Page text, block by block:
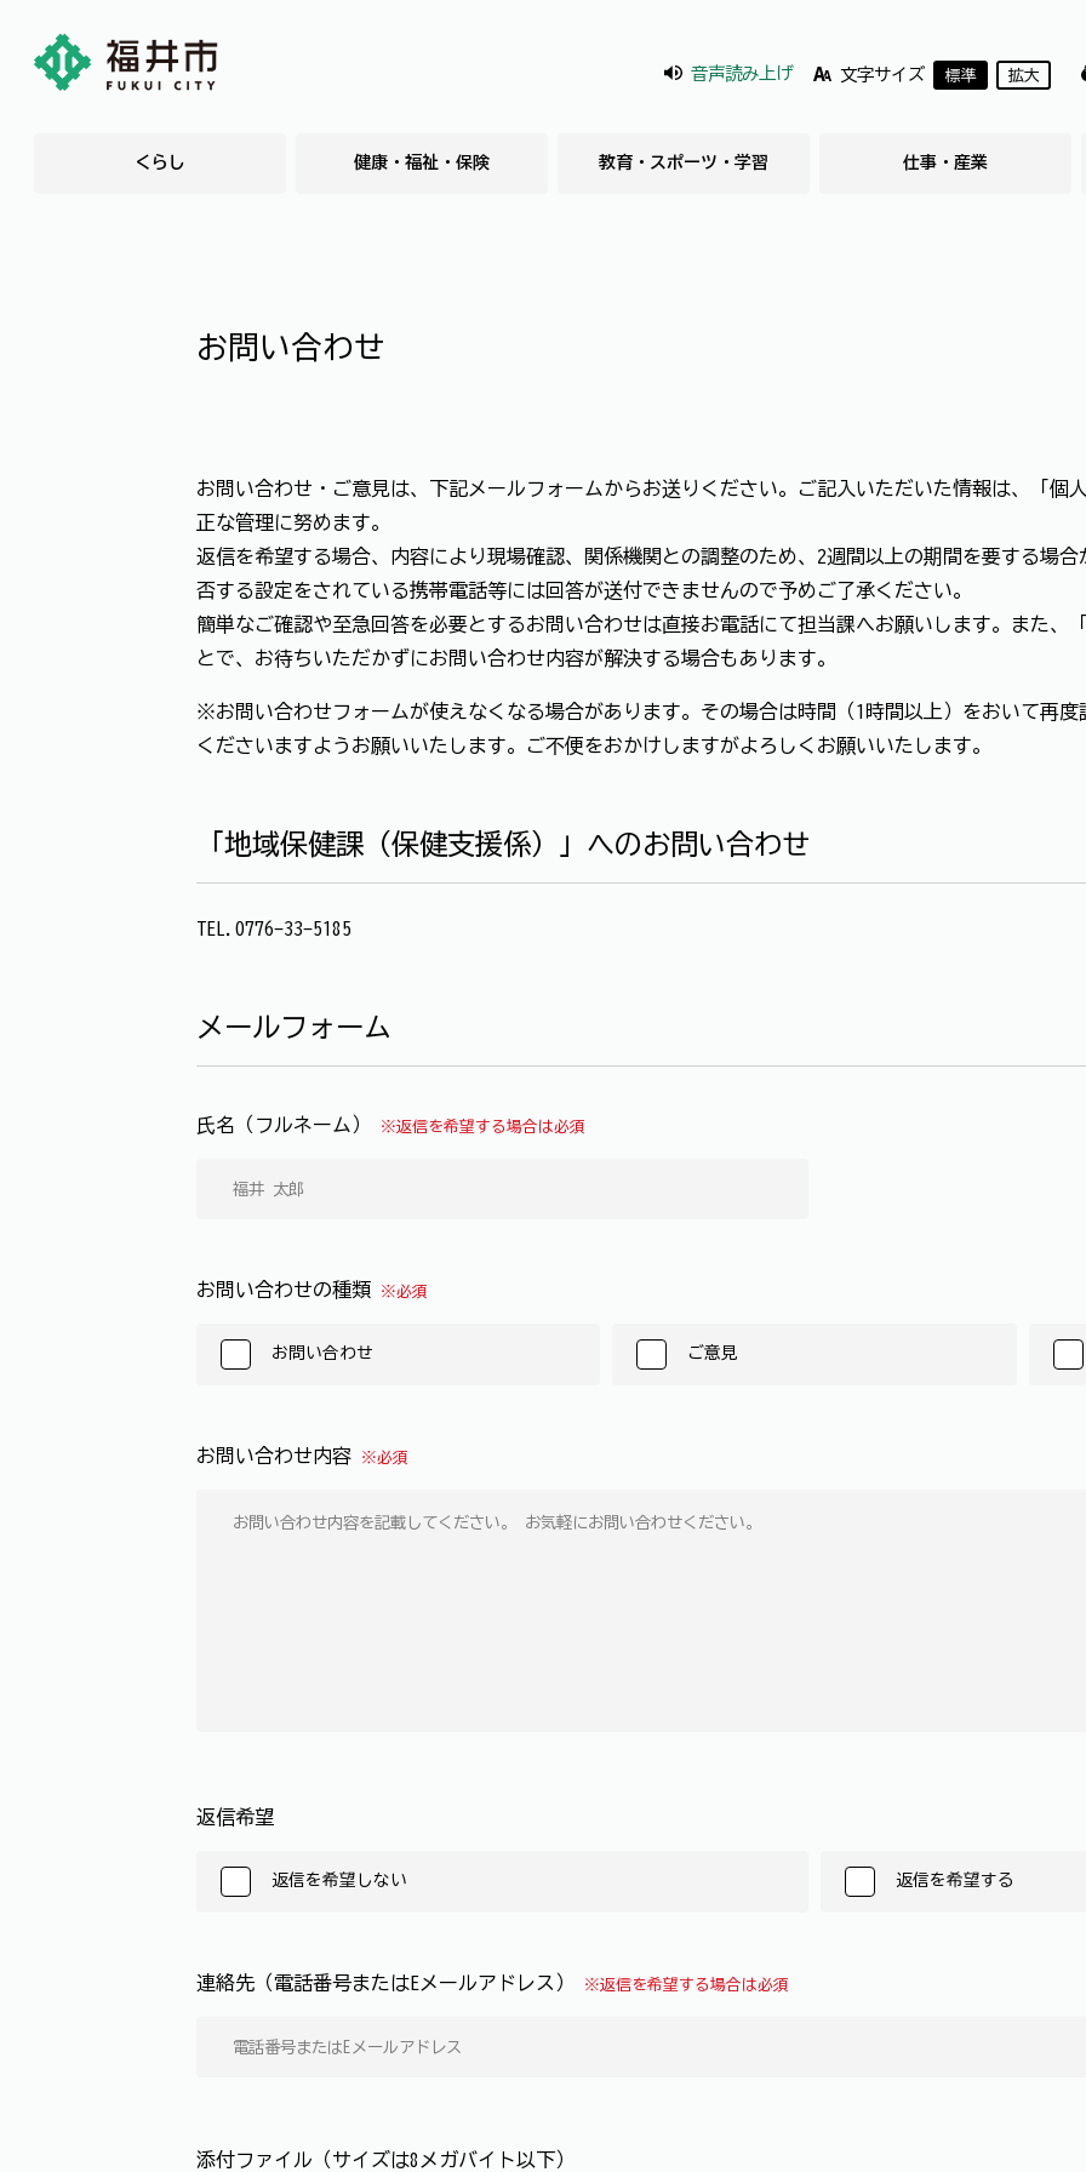
音声読み上げ 文字サイズ 標準 拡大
くらし 健康・福祉・保険 教育・スポーツ・学習 仕事・産業
お問い合わせ
お問い合わせ・ご意見は、下記メールフォームからお送りください。ご記入いただいた情報は、「個
正な管理に努めます。
返信を希望する場合、内容により現場確認、関係機関との調整のため、2週間以上の期間を要する場
否する設定をされている携帯電話等には回答が送付できませんので予めご了承ください。
簡単なご確認や至急回答を必要とするお問い合わせは直接お電話にて担当課へお願いします。また、
とで、お待ちいただかずにお問い合わせ内容が解決する場合もあります。
※お問い合わせフォームが使えなくなる場合があります。その場合は時間（1時間以上）をおいて再
くださいますようお願いいたします。ご不便をおかけしますがよろしくお願いいたします。
「地域保健課（保健支援係）」へのお問い合わせ
TEL.0776-33-5185
メールフォーム
氏名（フルネーム） ※返信を希望する場合は必須
お問い合わせの種類 ※必須
お問い合わせ ご意見
お問い合わせ内容 ※必須
返信希望
返信を希望しない 返信を希望する
連絡先（電話番号またはEメールアドレス） ※返信を希望する場合は必須
添付ファイル（サイズは8メガバイト以下）